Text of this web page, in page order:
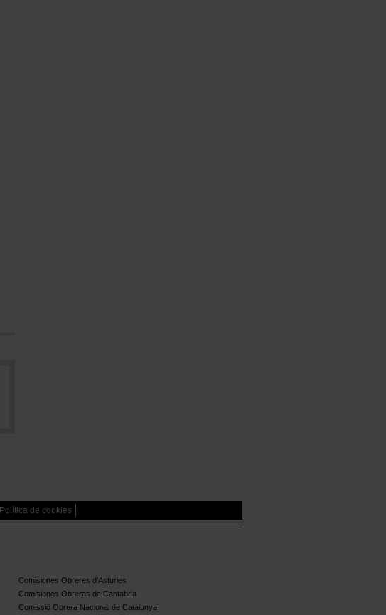
Política de cookies
Comisiones Obreres d'Asturies
Comisiones Obreras de Cantabria
Comissió Obrera Nacional de Catalunya